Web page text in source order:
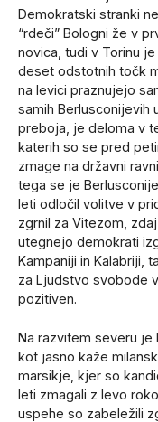
Demokratski stranki
“rdeči” Bologni že v
novica, tudi v Torinu
deset odstotnih točk
na levici praznujejo
samih Berlusconijevih
preboja, je deloma v
katerih so se pred
zmage na državni
tega se je
leti odločil volitve v
zgrnil za Vitezom,
utegnejo demokrati
Kampaniji in Kalabriji,
za Ljudstvo svobode
pozitiven.
Na razvitem severu je
kot jasno kaže
marsikje, kjer so
leti zmagali z levo
uspehe so zabeležili